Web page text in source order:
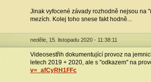
Jinak vyfocené závady rozhodně nejsou na
mezích. Kolej toho snese fakt hodně...
neděle, 15. listopadu 2020 - 11:38:11
Videosestřih dokumentující provoz na
letech 2019 + 2020, ale s "odkazem" na
v=_afCyRH1FFc